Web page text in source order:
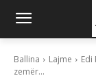
Ballina Lajme
zemër...